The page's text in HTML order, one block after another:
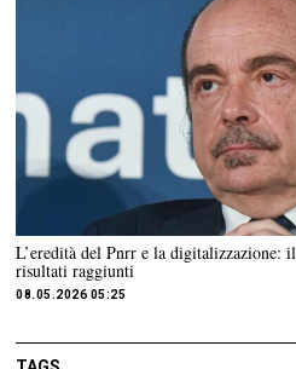
L’eredità del Pnrr e la digitalizzazione:
risultati raggiunti
08.05.2026 05:25